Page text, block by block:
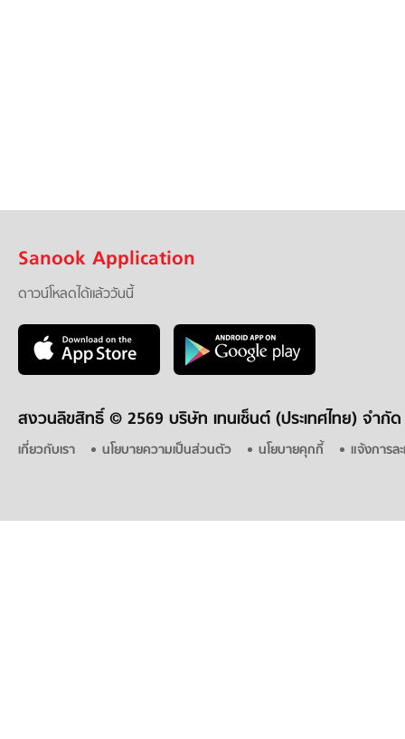
Sanook Application
ดาวน์โหลดได้แล้ววันนี้
สงวนลิขสิทธิ์ © 2569 บริษัท เทนเซ็นต์ (ประเทศไทย) จำกัด
เกี่ยวกับเรา นโยบายความเป็นส่วนตัว นโยบายคุกกี้ แจ้งการล